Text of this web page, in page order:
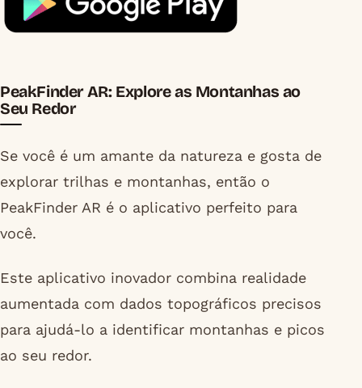
PeakFinder AR: Explore as Montanhas ao
Seu Redor
Se você é um amante da natureza e gosta de
explorar trilhas e montanhas, então o
PeakFinder AR é o aplicativo perfeito para
você.
Este aplicativo inovador combina realidade
aumentada com dados topográficos precisos
para ajudá-lo a identificar montanhas e picos
ao seu redor.